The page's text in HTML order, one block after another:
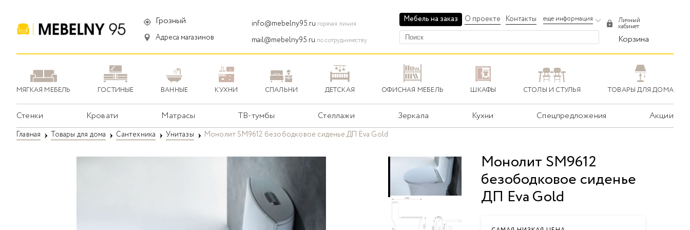
Грозный
Адреса магазинов
info@mebelny95.ru горячая линия
mail@mebelny95.ru по сотрудничеству
Мебель на заказ О проекте Контакты еще информация Личный
кабинет
Корзина
МЯГКАЯ МЕБЕЛЬ ГОСТИНЫЕ ВАННЫЕ КУХНИ СПАЛЬНИ ДЕТСКАЯ ОФИСНАЯ МЕБЕЛЬ ШКАФЫ СТОЛЫ И СТУЛЬЯ ТОВАРЫ ДЛЯ ДОМА
Стенки Кровати Матрасы ТВ-тумбы Стеллажи Зеркала Кухни Спецпредложения Акции
Главная Товары для дома Сантехника Унитазы Монолит SM9612 безободковое сиденье ДП Eva Gold
Монолит SM9612
безободковое сиденье
ДП Eva Gold